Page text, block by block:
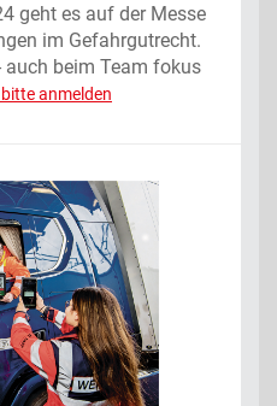
geht es auf der Messe
im Gefahrgutrecht.
auch beim Team fokus
anmelden